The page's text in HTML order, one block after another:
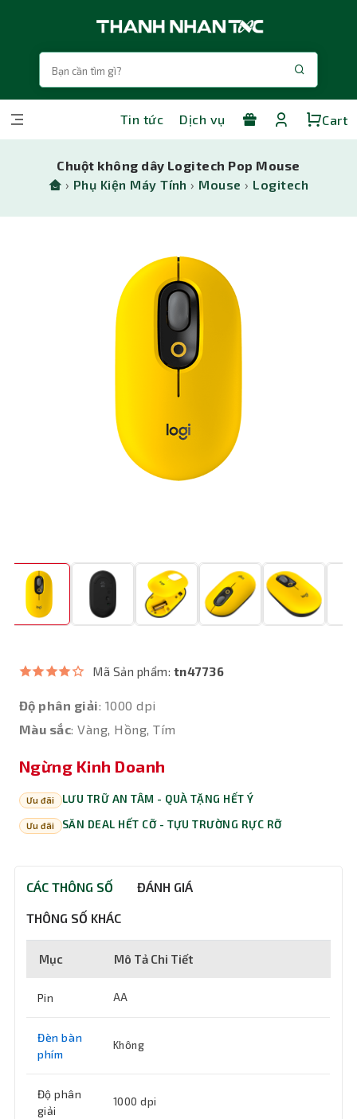
Tin tức Dịch vụ Cart
Chuột không dây Logitech Pop Mouse
› Phụ Kiện Máy Tính › Mouse › Logitech
Mã Sản phẩm: tn47736
Độ phân giải: 1000 dpi
Màu sắc: Vàng, Hồng, Tím
Ngừng Kinh Doanh
Ưu đãi LƯU TRỮ AN TÂM - QUÀ TẶNG HẾT Ý
Ưu đãi SĂN DEAL HẾT CỠ - TỰU TRƯỜNG RỰC RỠ
CÁC THÔNG SỐ ĐÁNH GIÁ
THÔNG SỐ KHÁC
Mục Mô Tả Chi Tiết
Pin AA
Đèn bàn
phím
Không
Độ phân
giải
1000 dpi